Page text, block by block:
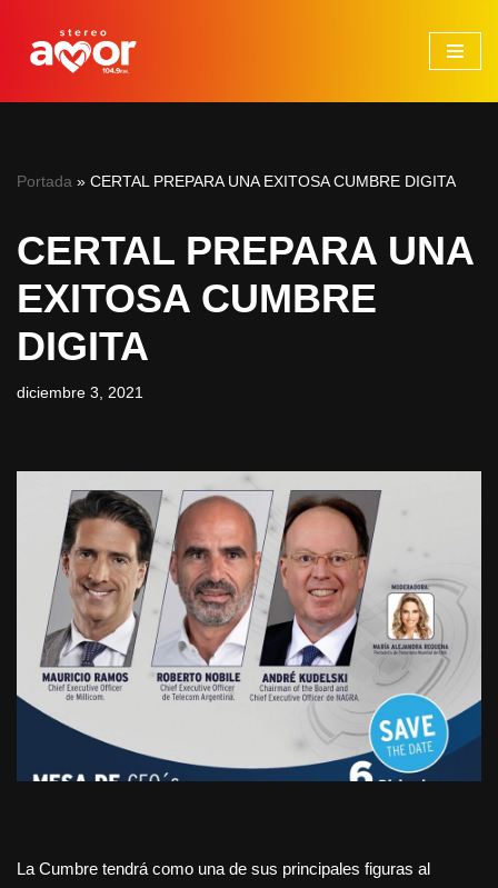
Saltar
Portada » CERTAL PREPARA UNA EXITOSA CUMBRE DIGITA
CERTAL PREPARA UNA
EXITOSA CUMBRE
DIGITA
diciembre 3, 2021
La Cumbre tendrá como una de sus principales figuras al